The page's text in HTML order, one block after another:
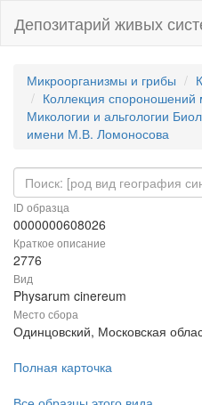
Депозитарий живых
Микроорганизмы и грибы
Коллекция
Микологии и альгологии
имени М.В. Ломоносова
ID образца
0000000608026
Краткое описание
2776
Вид
Physarum cinereum
Место сбора
Одинцовский, Московская
Полная карточка